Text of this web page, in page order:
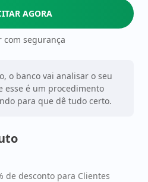
5
AGORA
com segurança
o banco vai analisar o seu
esse é um procedimento
para que dê tudo certo.
de desconto para Clientes